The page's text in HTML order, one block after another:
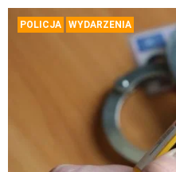
POLICJA WYDARZENIA